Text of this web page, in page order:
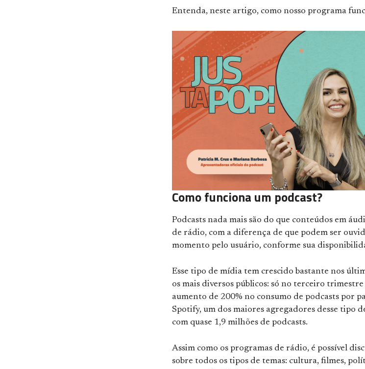
Entenda, neste artigo, como nosso programa
Como funciona um podcast?
Podcasts nada mais são do que conteúdos em
de rádio, com a diferença de que podem ser
momento pelo usuário, conforme sua
Esse tipo de mídia tem crescido bastante nos
os mais diversos públicos: só no terceiro
aumento de 200% no consumo de podcasts por
Spotify, um dos maiores agregadores desse tipo
com quase 1,9 milhões de podcasts.
Assim como os programas de rádio, é possível
sobre todos os tipos de temas: cultura, filmes,